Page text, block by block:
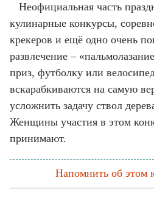
Неофициальная часть
кулинарные конкурсы,
крекеров и ещё одно очень
развлечение –
приз, футболку или
вскарабкиваются на самую
усложнить задачу ствол
Женщины участия в этом
принимают.
Напомнить об этом